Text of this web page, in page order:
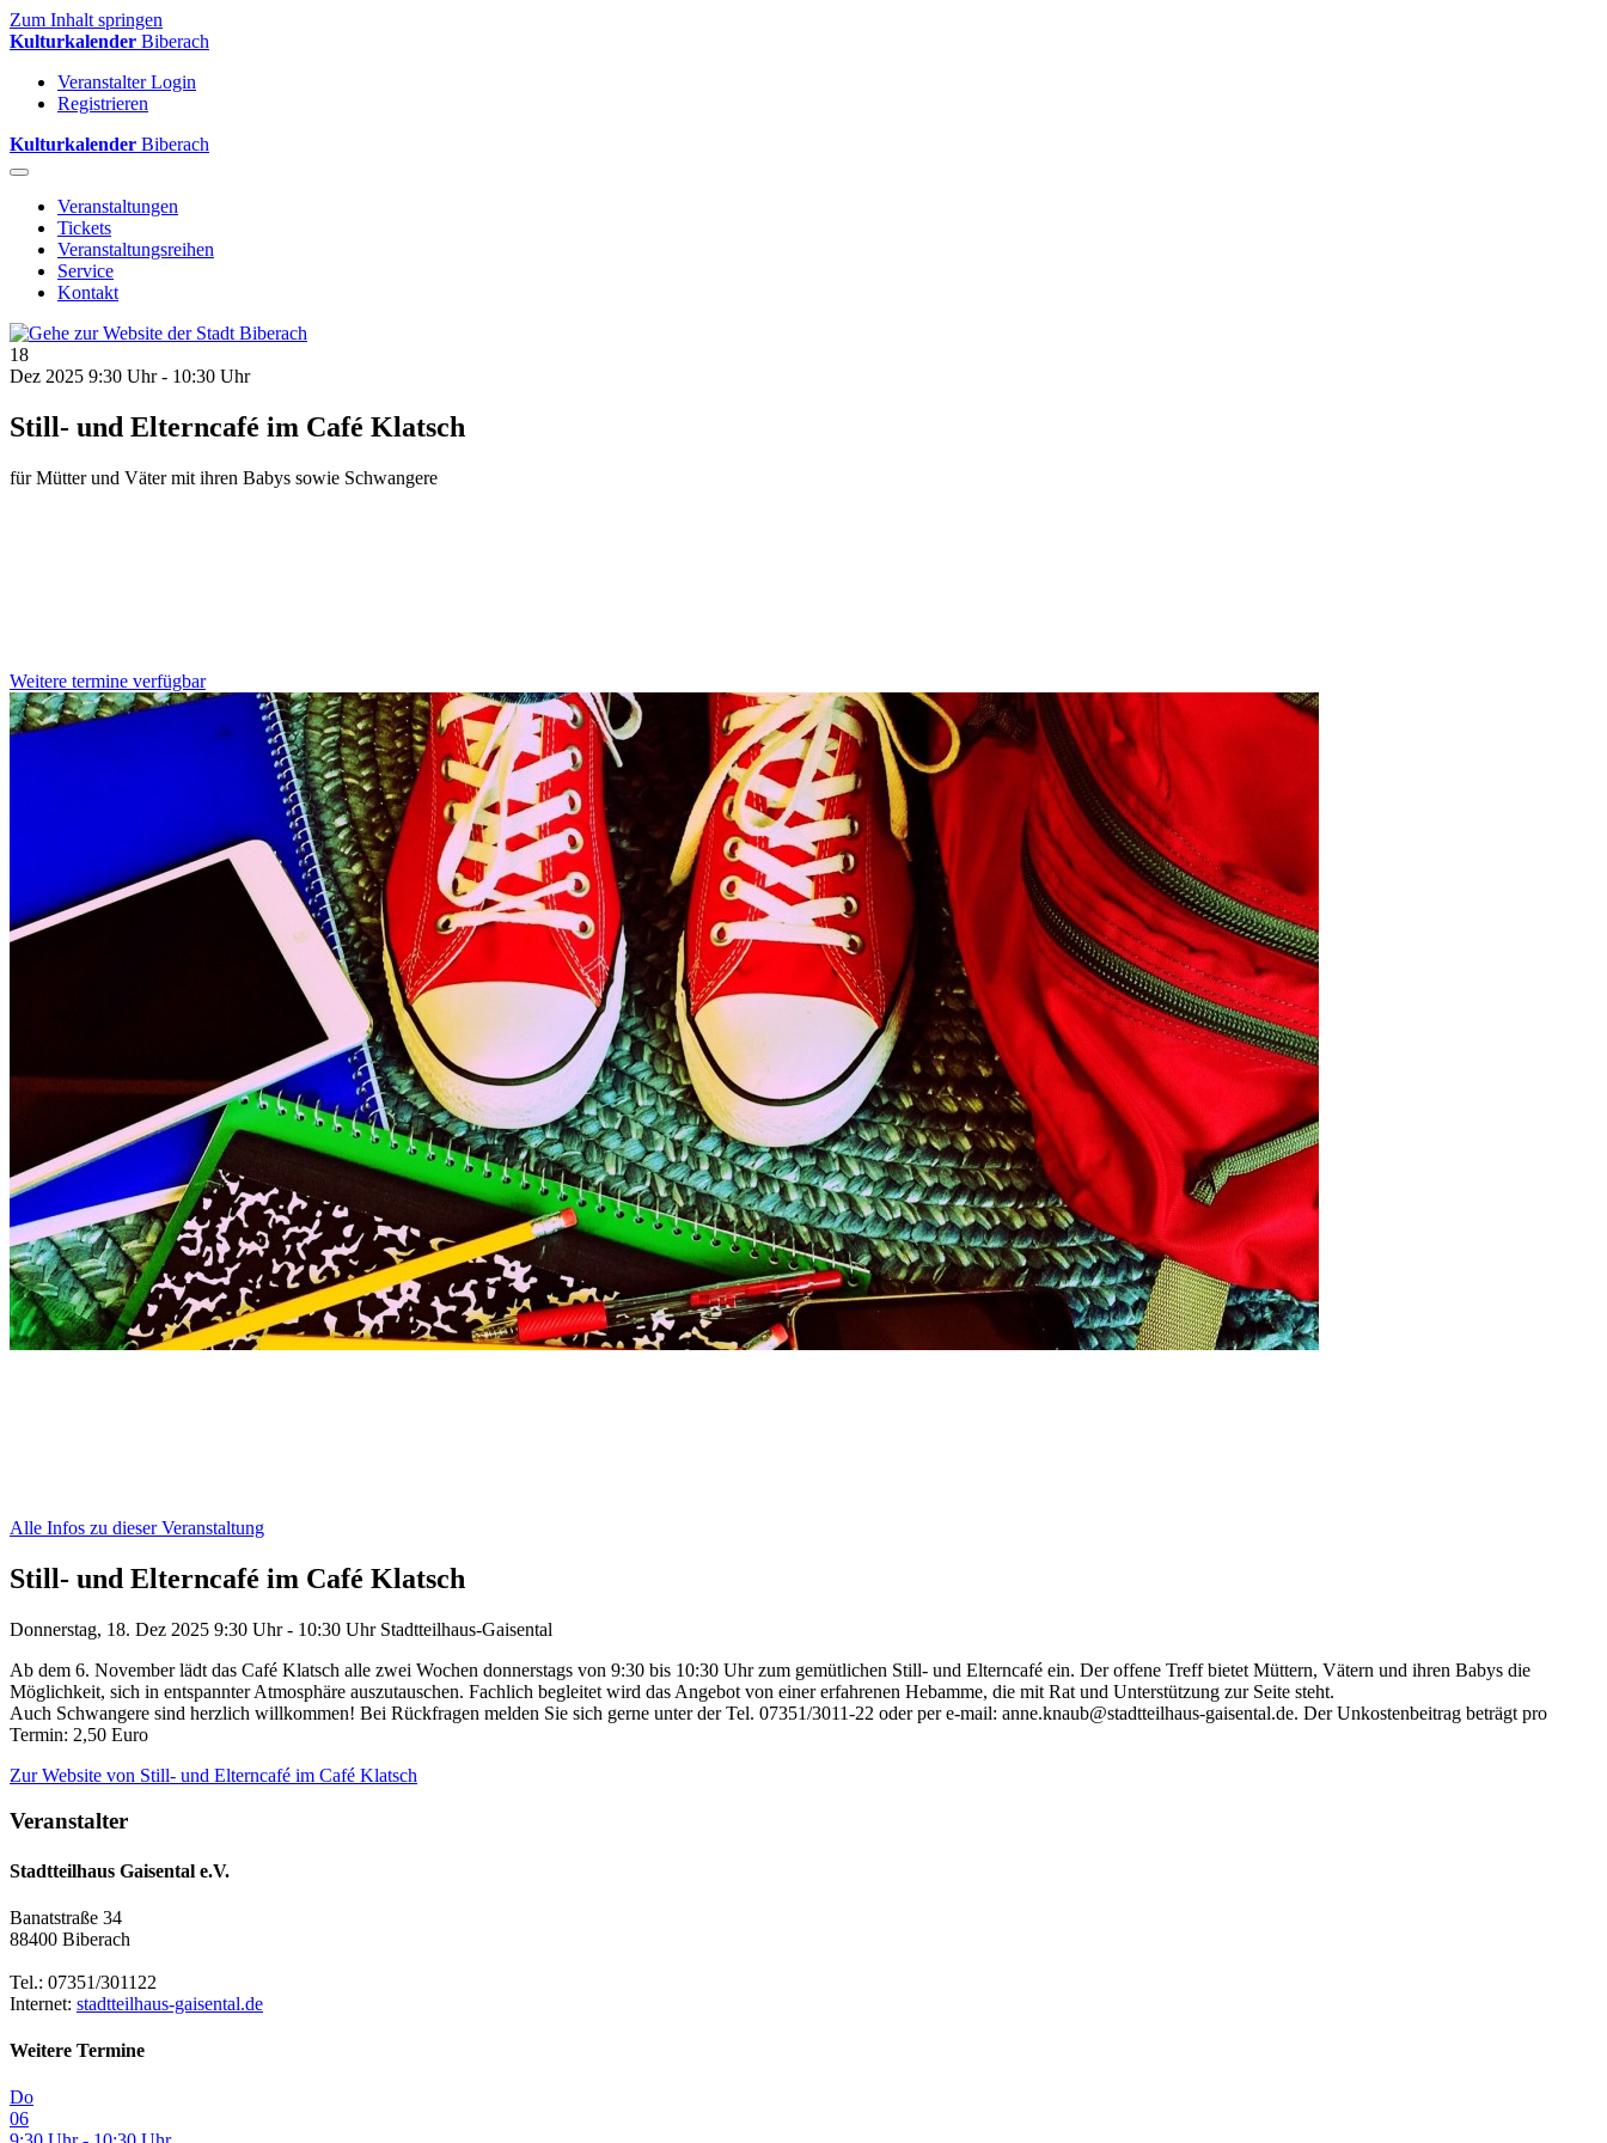
Zum Inhalt springen
Kulturkalender Biberach
Veranstalter Login
Registrieren
Kulturkalender Biberach
Veranstaltungen
Tickets
Veranstaltungsreihen
Service
Kontakt
18
Dez 2025 9:30 Uhr - 10:30 Uhr
Still- und Elterncafé im Café Klatsch
für Mütter und Väter mit ihren Babys sowie Schwangere
Weitere termine verfügbar
Alle Infos zu dieser Veranstaltung
Still- und Elterncafé im Café Klatsch
Donnerstag, 18. Dez 2025 9:30 Uhr - 10:30 Uhr Stadtteilhaus-Gaisental
Ab dem 6. November lädt das Café Klatsch alle zwei Wochen donnerstags von 9:30 bis 10:30 Uhr zum gemütlichen Still- und Elterncafé ein. Der offene Treff bietet Müttern, Vätern und ihren Babys die
Möglichkeit, sich in entspannter Atmosphäre auszutauschen. Fachlich begleitet wird das Angebot von einer erfahrenen Hebamme, die mit Rat und Unterstützung zur Seite steht.
Auch Schwangere sind herzlich willkommen! Bei Rückfragen melden Sie sich gerne unter der Tel. 07351/3011-22 oder per e-mail: anne.knaub@stadtteilhaus-gaisental.de. Der Unkostenbeitrag beträgt pro
Termin: 2,50 Euro
Zur Website von Still- und Elterncafé im Café Klatsch
Veranstalter
Stadtteilhaus Gaisental e.V.
Banatstraße 34
88400 Biberach
Tel.: 07351/301122
Internet: stadtteilhaus-gaisental.de
Weitere Termine
Do
06